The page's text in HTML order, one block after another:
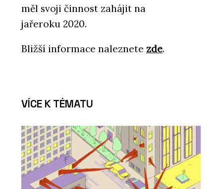
měl svoji činnost zahájit na
jařeroku 2020.
Bližší informace naleznete zde.
VÍCE K TÉMATU